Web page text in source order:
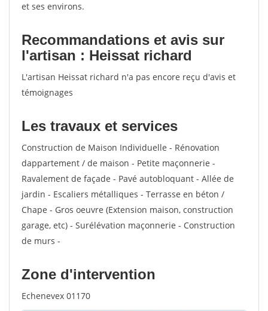
et ses environs.
Recommandations et avis sur
l'artisan : Heissat richard
L'artisan Heissat richard n'a pas encore reçu d'avis et
témoignages
Les travaux et services
Construction de Maison Individuelle - Rénovation
dappartement / de maison - Petite maçonnerie -
Ravalement de façade - Pavé autobloquant - Allée de
jardin - Escaliers métalliques - Terrasse en béton /
Chape - Gros oeuvre (Extension maison, construction
garage, etc) - Surélévation maçonnerie - Construction
de murs -
Zone d'intervention
Echenevex 01170